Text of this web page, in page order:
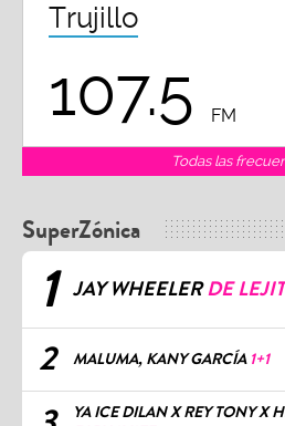
Trujillo
107.5 FM
Todas las
SuperZónica
1 JAY WHEELERDE
2 MALUMA, KANY GARCÍA 1+1
YA ICE DILAN X REY TONY X